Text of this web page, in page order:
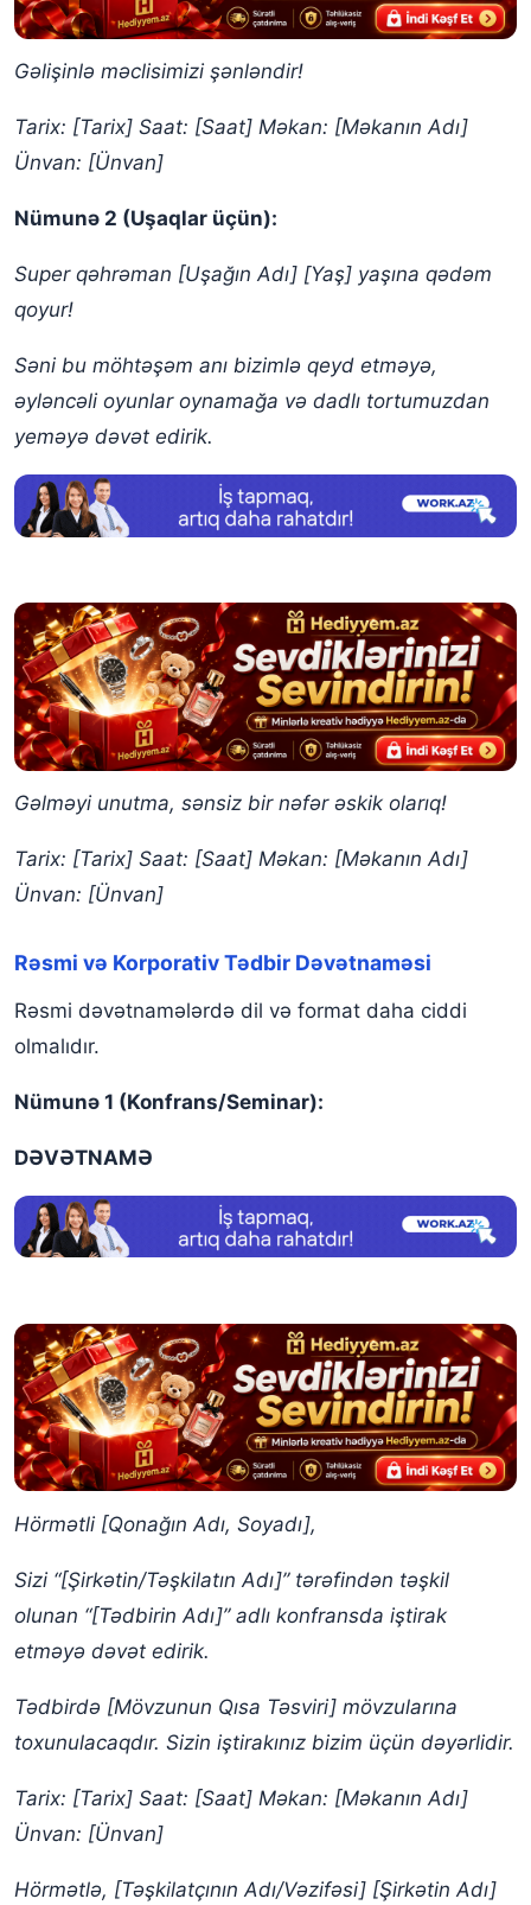
Gəlişinlə məclisimizi şənləndir!
Tarix: [Tarix] Saat: [Saat] Məkan: [Məkanın Adı]
Ünvan: [Ünvan]
Nümunə 2 (Uşaqlar üçün):
Super qəhrəman [Uşağın Adı] [Yaş] yaşına qədəm
qoyur!
Səni bu möhtəşəm anı bizimlə qeyd etməyə,
əyləncəli oyunlar oynamağa və dadlı tortumuzdan
yeməyə dəvət edirik.
Gəlməyi unutma, sənsiz bir nəfər əskik olarıq!
Tarix: [Tarix] Saat: [Saat] Məkan: [Məkanın Adı]
Ünvan: [Ünvan]
Rəsmi və Korporativ Tədbir Dəvətnaməsi
Rəsmi dəvətnamələrdə dil və format daha ciddi
olmalıdır.
Nümunə 1 (Konfrans/Seminar):
DƏVƏTNAMƏ
Hörmətli [Qonağın Adı, Soyadı],
Sizi “[Şirkətin/Təşkilatın Adı]” tərəfindən təşkil
olunan “[Tədbirin Adı]” adlı konfransda iştirak
etməyə dəvət edirik.
Tədbirdə [Mövzunun Qısa Təsviri] mövzularına
toxunulacaqdır. Sizin iştirakınız bizim üçün dəyərlidir.
Tarix: [Tarix] Saat: [Saat] Məkan: [Məkanın Adı]
Ünvan: [Ünvan]
Hörmətlə, [Təşkilatçının Adı/Vəzifəsi] [Şirkətin Adı]